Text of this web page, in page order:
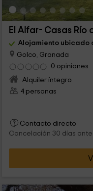
El Alfar- Casas Río
Alojamiento ubicado
Golco, Granada
0 opiniones
Alquiler íntegro
4 personas
Contacto directo
Cancelación 30 días